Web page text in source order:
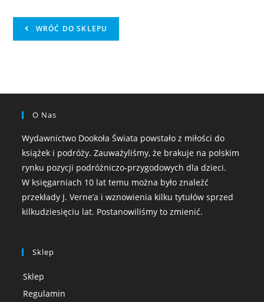
WRÓĆ DO SKLEPU
O Nas
Wydawnictwo Dookoła Świata powstało z miłości do
książek i podróży. Zauważyliśmy, że brakuje na polskim
rynku pozycji podróżniczo-przygodowych dla dzieci.
W księgarniach 10 lat temu można było znaleźć
przekłady J. Verne’a i wznowienia kilku tytułów sprzed
kilkudziesięciu lat. Postanowiliśmy to zmienić.
Sklep
Sklep
Regulamin